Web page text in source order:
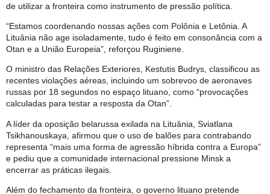
de utilizar a fronteira como instrumento de pressão política.
“Estamos coordenando nossas ações com Polônia e Letônia. A
Lituânia não age isoladamente, tudo é feito em consonância com a
Otan e a União Europeia”, reforçou Ruginiene.
O ministro das Relações Exteriores, Kestutis Budrys, classificou as
recentes violações aéreas, incluindo um sobrevoo de aeronaves
russas por 18 segundos no espaço lituano, como “provocações
calculadas para testar a resposta da Otan”.
A líder da oposição belarussa exilada na Lituânia, Sviatlana
Tsikhanouskaya, afirmou que o uso de balões para contrabando
representa “mais uma forma de agressão híbrida contra a Europa”
e pediu que a comunidade internacional pressione Minsk a
encerrar as práticas ilegais.
Além do fechamento da fronteira, o governo lituano pretende